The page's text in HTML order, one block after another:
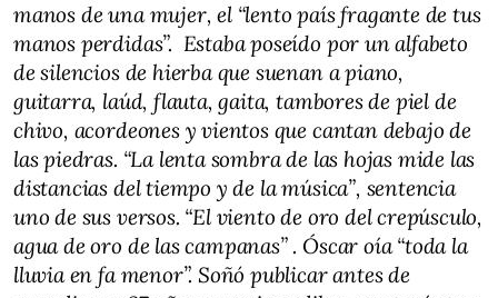
manos de una mujer, el “lento país fragante de tus
manos perdidas”. Estaba poseído por un alfabeto
de silencios de hierba que suenan a piano,
guitarra, laúd, flauta, gaita, tambores de piel de
chivo, acordeones y vientos que cantan debajo de
las piedras. “La lenta sombra de las hojas mide las
distancias del tiempo y de la música”, sentencia
uno de sus versos. “El viento de oro del crepúsculo,
agua de oro de las campanas” . Óscar oía “toda la
lluvia en fa menor”. Soñó publicar antes de